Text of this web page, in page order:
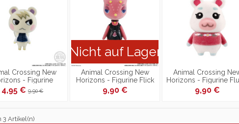
Crossing New
- Figurine
Animal Crossing
Flocked Doll
4,95 €9,90 €
Nicht auf Lager
Animal Crossing New
Horizons - Figurine Flick
Animal Crossing Flocked
Doll
9,90 €
Animal Crossing
Horizons - Figurine
Animal Crossing
Doll
9,90 €
3 Artikel(n)